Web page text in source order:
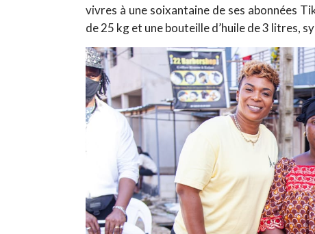
vivres à une soixantaine de ses abonnées
de 25 kg et une bouteille d’huile de 3 litres,